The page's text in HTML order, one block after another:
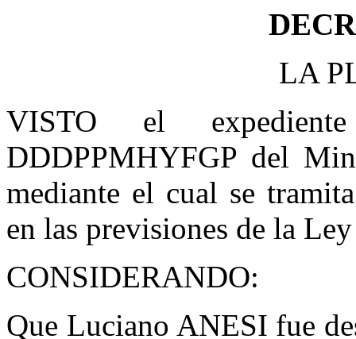
LA
VISTO el expediente
DDDPPMHYFGP del
mediante el cual se
en las previsiones de la
CONSIDERANDO:
Que Luciano ANESI fue